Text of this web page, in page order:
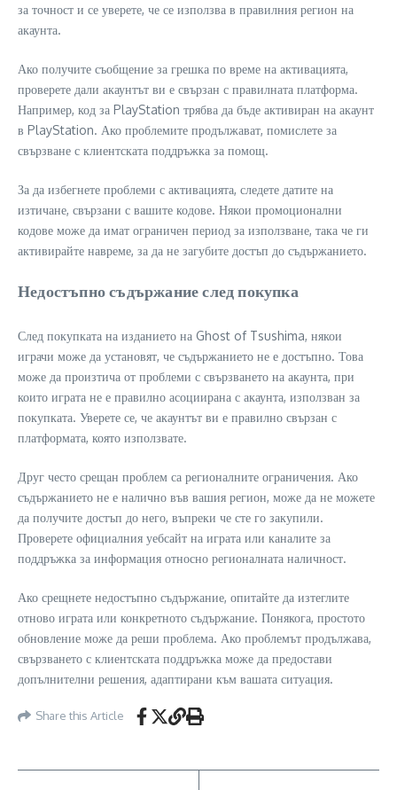
за точност и се уверете, че се използва в правилния регион на
акаунта.
Ако получите съобщение за грешка по време на активацията,
проверете дали акаунтът ви е свързан с правилната платформа.
Например, код за PlayStation трябва да бъде активиран на акаунт
в PlayStation. Ако проблемите продължават, помислете за
свързване с клиентската поддръжка за помощ.
За да избегнете проблеми с активацията, следете датите на
изтичане, свързани с вашите кодове. Някои промоционални
кодове може да имат ограничен период за използване, така че ги
активирайте навреме, за да не загубите достъп до съдържанието.
Недостъпно съдържание след покупка
След покупката на изданието на Ghost of Tsushima, някои
играчи може да установят, че съдържанието не е достъпно. Това
може да произтича от проблеми с свързването на акаунта, при
които играта не е правилно асоциирана с акаунта, използван за
покупката. Уверете се, че акаунтът ви е правилно свързан с
платформата, която използвате.
Друг често срещан проблем са регионалните ограничения. Ако
съдържанието не е налично във вашия регион, може да не можете
да получите достъп до него, въпреки че сте го закупили.
Проверете официалния уебсайт на играта или каналите за
поддръжка за информация относно регионалната наличност.
Ако срещнете недостъпно съдържание, опитайте да изтеглите
отново играта или конкретното съдържание. Понякога, простото
обновление може да реши проблема. Ако проблемът продължава,
свързването с клиентската поддръжка може да предостави
допълнителни решения, адаптирани към вашата ситуация.
Share this Article